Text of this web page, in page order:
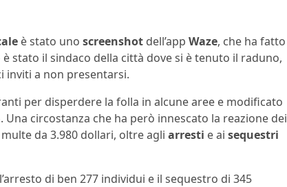
è stato uno screenshot dell’app Waze, che ha fatto
stato il sindaco della città dove si è tenuto il raduno,
inviti a non presentarsi.
per disperdere la folla in alcune aree e modificato
circostanza che ha però innescato la reazione dei
da 3.980 dollari, oltre agli arresti e ai sequestri
di ben 277 individui e il sequestro di 345